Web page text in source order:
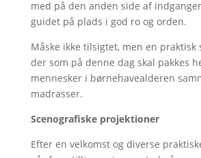
med på den anden side af
guidet på plads i god ro og orden.
Måske ikke tilsigtet, men en praktisk
der som på denne dag skal pakkes
mennesker i børnehavealderen
madrasser.
Scenografiske projektioner
Efter en velkomst og diverse